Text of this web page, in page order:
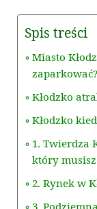
Spis treści
Miasto
zaparkować?
Kłodzko
Kłodzko
1. Twierdza
który
2. Rynek w